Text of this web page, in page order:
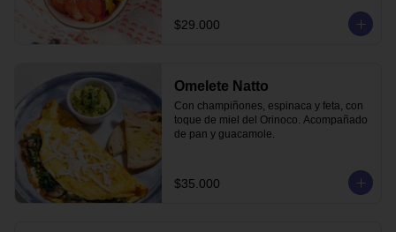
$29.000
Omelete Natto
Con champiñones, espinaca y feta, con
toque de miel del Orinoco. Acompañado
de pan y guacamole.
$35.000